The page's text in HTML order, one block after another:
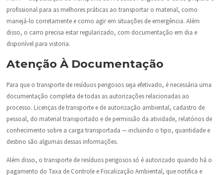
profissional para as melhores práticas ao transportar o material, como
manejá-lo corretamente e como agir em situações de emergência. Além
disso, o carro precisa estar regularizado, com documentação em dia e
disponível para vistoria.
Atenção À Documentação
Para que o transporte de resíduos perigosos seja efetivado, é necessária uma
documentação completa de todas as autorizações relacionadas ao
processo. Licenças de transporte e de autorização ambiental, cadastro de
pessoal, do material transportado e de permissão da atividade, relatórios de
conhecimento sobre a carga transportada — incluindo o tipo, quantidade e
destino são algumas dessas informações.
Além disso, o transporte de resíduos perigosos só é autorizado quando há o
pagamento do Taxa de Controle e Fiscalização Ambiental, que notifica e